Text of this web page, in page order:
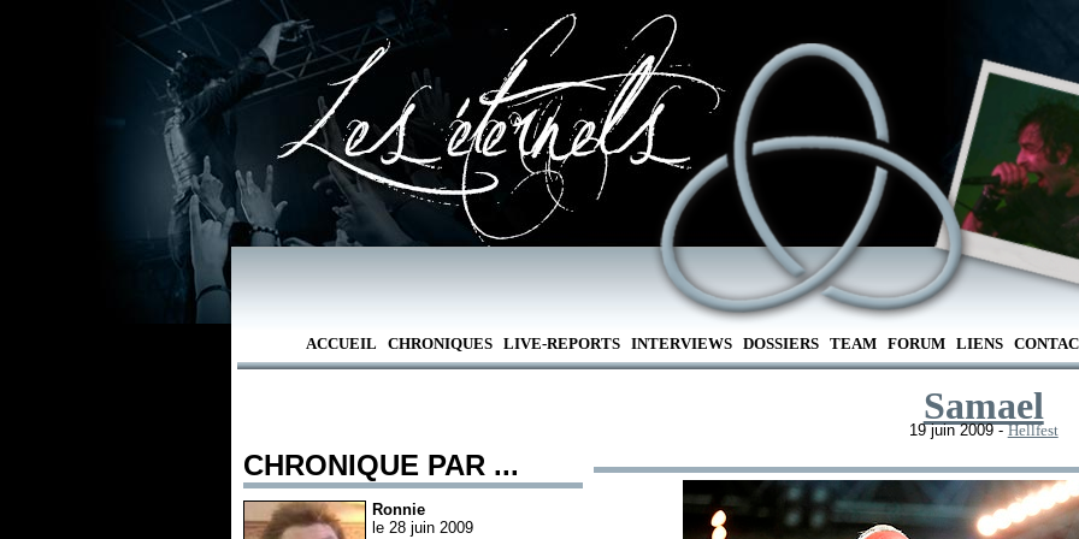
ACCUEIL CHRONIQUES LIVE-REPORTS INTERVIEWS DOSSIERS TEAM FORUM LIENS
CHRONIQUE PAR ...
Ronnie
le 28 juin 2009
Samael
19 juin 2009 -Hellfest